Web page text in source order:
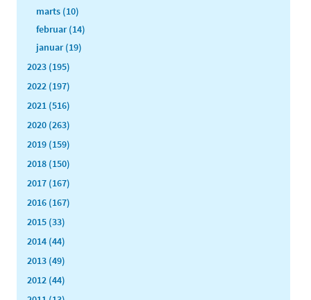
marts (10)
februar (14)
januar (19)
2023 (195)
2022 (197)
2021 (516)
2020 (263)
2019 (159)
2018 (150)
2017 (167)
2016 (167)
2015 (33)
2014 (44)
2013 (49)
2012 (44)